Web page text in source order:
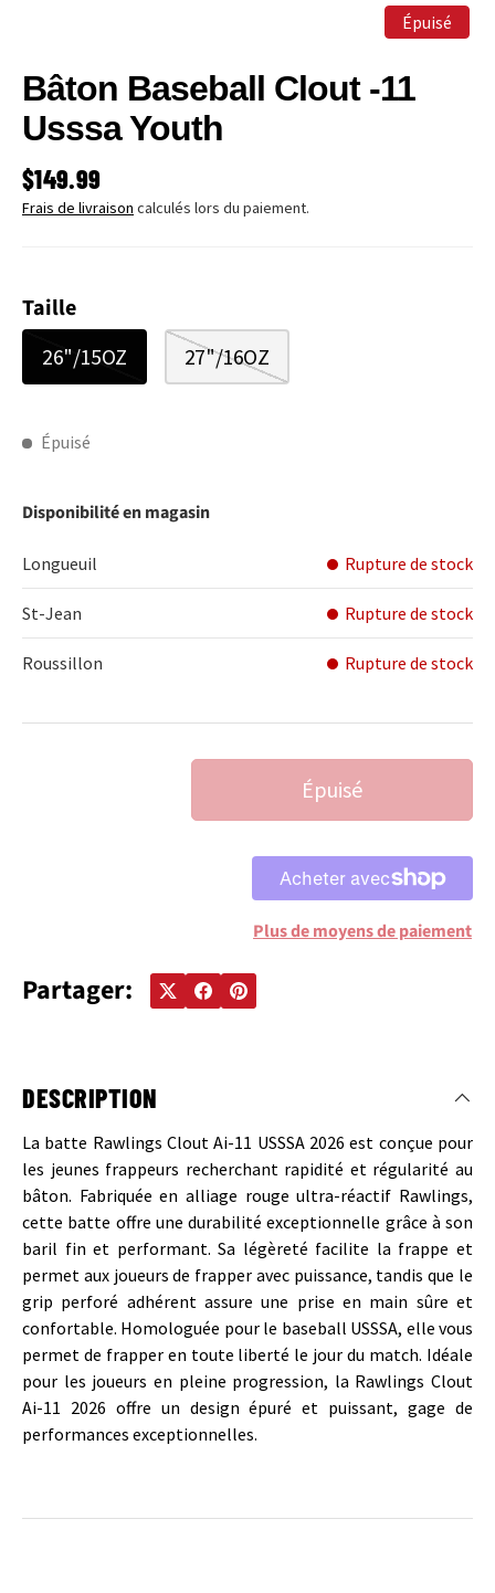
Épuisé
Bâton Baseball Clout -11
Usssa Youth
PRIX HABITUEL
$149.99
Frais de livraison calculés lors du paiement.
Taille
26"/15OZ 27"/16OZ
Épuisé
Disponibilité en magasin
Longueuil Rupture de stock
St-Jean Rupture de stock
Roussillon Rupture de stock
AUGMENTER LA QUANTITÉ
Épuisé
Plus de moyens de paiement
Partager:
DESCRIPTION
La batte Rawlings Clout Ai-11 USSSA 2026 est conçue pour
les jeunes frappeurs recherchant rapidité et régularité au
bâton. Fabriquée en alliage rouge ultra-réactif Rawlings,
cette batte offre une durabilité exceptionnelle grâce à son
baril fin et performant. Sa légèreté facilite la frappe et
permet aux joueurs de frapper avec puissance, tandis que le
grip perforé adhérent assure une prise en main sûre et
confortable. Homologuée pour le baseball USSSA, elle vous
permet de frapper en toute liberté le jour du match. Idéale
pour les joueurs en pleine progression, la Rawlings Clout
Ai-11 2026 offre un design épuré et puissant, gage de
performances exceptionnelles.